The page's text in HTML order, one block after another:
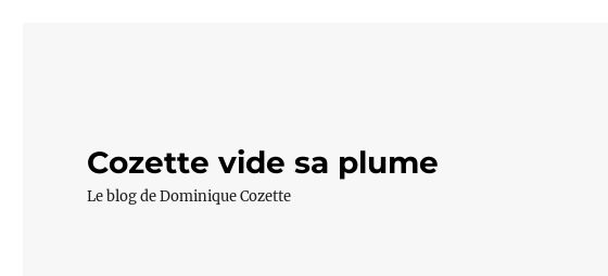
Cozette vide sa plume
Le blog de Dominique Cozette